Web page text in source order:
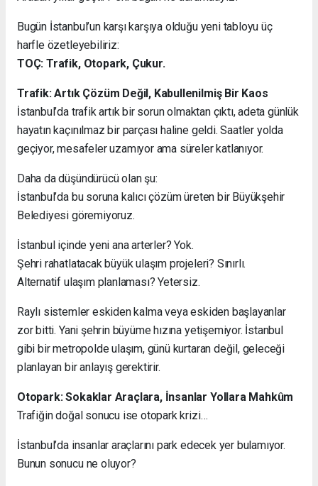
Bugün İstanbul’un karşı karşıya olduğu yeni tabloyu üç
harfle özetleyebiliriz:
TOÇ: Trafik, Otopark, Çukur.
Trafik: Artık Çözüm Değil, Kabullenilmiş Bir Kaos
İstanbul’da trafik artık bir sorun olmaktan çıktı, adeta günlük
hayatın kaçınılmaz bir parçası haline geldi. Saatler yolda
geçiyor, mesafeler uzamıyor ama süreler katlanıyor.
Daha da düşündürücü olan şu:
İstanbul’da bu soruna kalıcı çözüm üreten bir Büyükşehir
Belediyesi göremiyoruz.
İstanbul içinde yeni ana arterler? Yok.
Şehri rahatlatacak büyük ulaşım projeleri? Sınırlı.
Alternatif ulaşım planlaması? Yetersiz.
Raylı sistemler eskiden kalma veya eskiden başlayanlar
zor bitti. Yani şehrin büyüme hızına yetişemiyor. İstanbul
gibi bir metropolde ulaşım, günü kurtaran değil, geleceği
planlayan bir anlayış gerektirir.
Otopark: Sokaklar Araçlara, İnsanlar Yollara Mahkûm
Trafiğin doğal sonucu ise otopark krizi…
İstanbul’da insanlar araçlarını park edecek yer bulamıyor.
Bunun sonucu ne oluyor?